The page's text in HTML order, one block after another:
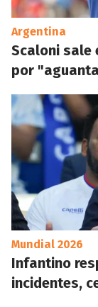
Argentina
Scaloni sale
por
Mundial 2026
Infantino
incidentes,